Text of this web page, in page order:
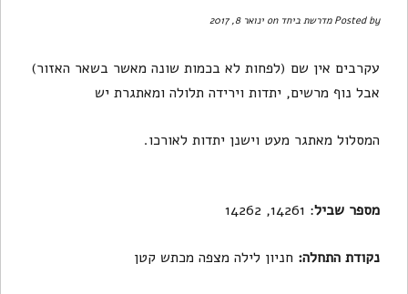
Posted by מדרשת ביחד on ינואר 8, 2017
עקרבים אין שם (לפחות לא בכמות שונה מאשר בשאר האזור)
אבל נוף מרשים, יתדות וירידה תלולה ומאתגרת יש
המסלול מאתגר מעט וישנן יתדות לאורכו.
מספר שביל: 14261, 14262
נקודת התחלה: חניון לילה מצפה מכתש קטן